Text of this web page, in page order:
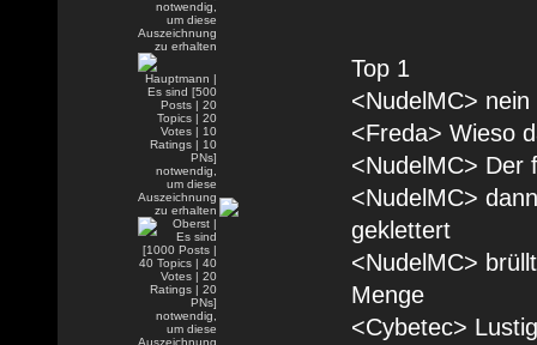
Top 1
<NudelMC>
<Freda> Wieso
<NudelMC> Der
<NudelMC>
geklettert
<NudelMC>
Menge
<Cybetec>